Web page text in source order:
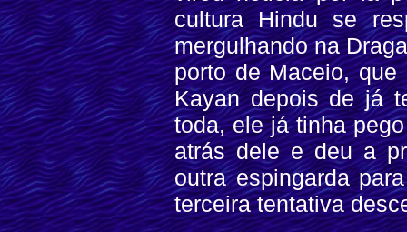
cultura Hindu se
mergulhando na
porto de Maceio,
Kayan depois de já
toda, ele já tinha
atrás dele e deu a
outra espingarda
terceira tentativa